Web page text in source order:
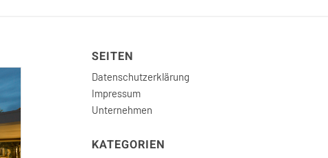
SEITEN
Datenschutzerklärung
Impressum
Unternehmen
KATEGORIEN